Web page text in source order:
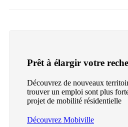
Prêt à élargir votre
Découvrez de nouveaux
trouver un emploi sont plus
projet de mobilité résidentielle
Découvrez Mobiville